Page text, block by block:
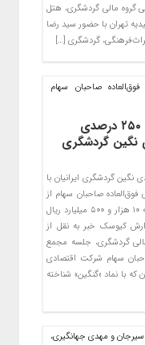
گروه مالی گردشگری، ​هتل
تهران با حضور سید رضا
گردشگری […]
صاحبان سهام
افزایش سرمایه ۲۵۰ درصدی
نگین گردشگری
گردشگری ایرانیان با
صاحبان سهام از
۳ هزار میلیارد ریال به ۱۰ هزار و ۵۰۰ میلیارد ریال
کیوسک خبر به نقل از
گردشگری، جلسه مجمع
سهام شرکت اقتصادی
که با نماد «گنگین» شناخته
و مهدی جهانگیری،